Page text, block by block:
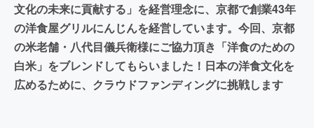
文化の未来に貢献する」を経営理念に、京都で創業43年
の洋食屋グリルにんじんを経営しています。今回、京都
の米老舗・八代目儀兵衛様にご協力頂き「洋食のための
白米」をブレンドしてもらいました！日本の洋食文化を
広めるために、クラウドファンディングに挑戦します